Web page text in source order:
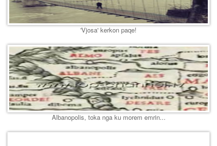
'Vjosa' kerkon paqe!
Albanopolis, toka nga ku morem emrin...